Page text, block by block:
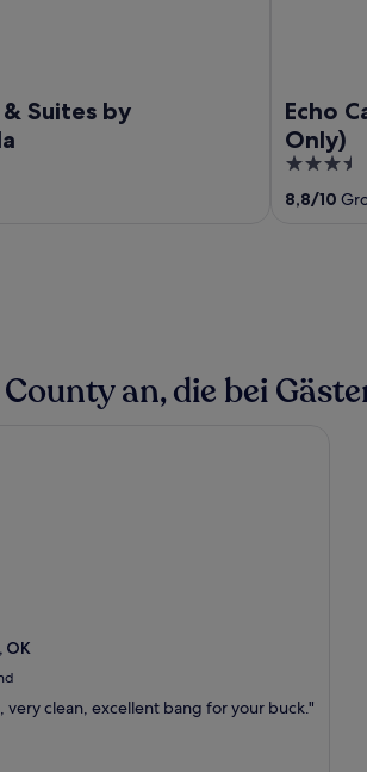
Suites by
Echo
Only)
3.5
out
of
8,8/10
an, die bei
OK
very clean, excellent bang for your buck."